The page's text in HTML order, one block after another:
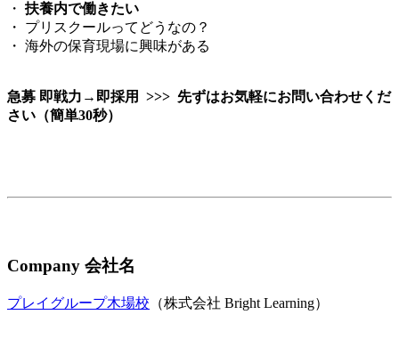
・ 扶養内で働きたい
・ プリスクールってどうなの？
・ 海外の保育現場に興味がある
急募 即戦力→即採用 >>> 先ずはお気軽にお問い合わせくだ
さい（簡単30秒）
Company 会社名
プレイグループ木場校 （株式会社 Bright Learning）